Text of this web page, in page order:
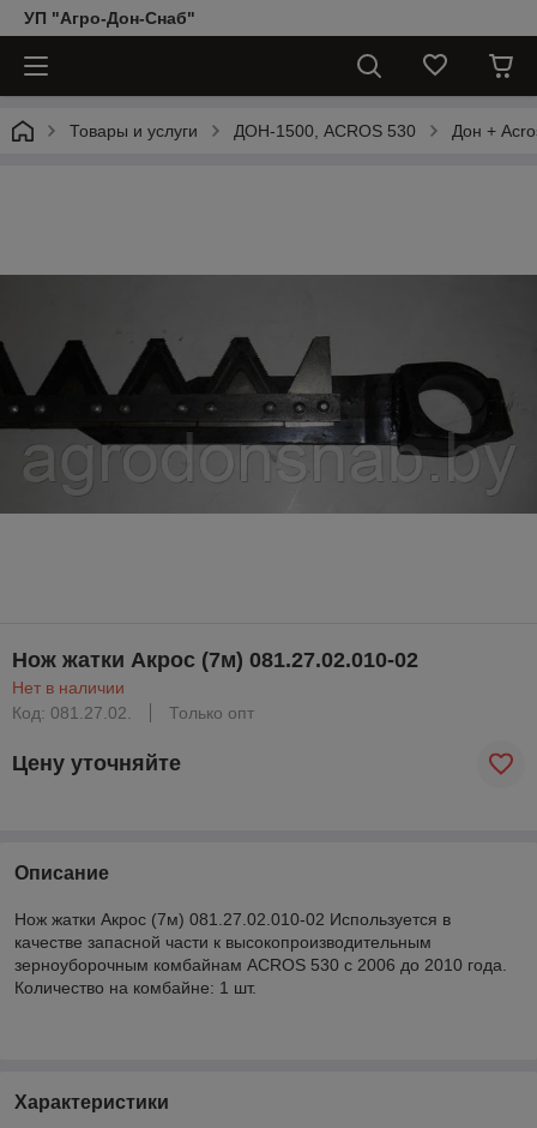
УП "Агро-Дон-Снаб"
Товары и услуги ДОН-1500, АCROS 530 Дон +
Нож жатки Акрос (7м) 081.27.02.010-02
Нет в наличии
Код: 081.27.02.
Только опт
Цену уточняйте
Описание
Нож жатки Акрос (7м) 081.27.02.010-02 Используется в
качестве запасной части к высокопроизводительным
зерноуборочным комбайнам ACROS 530 с 2006 до 2010 года.
Количество на комбайне: 1 шт.
Характеристики